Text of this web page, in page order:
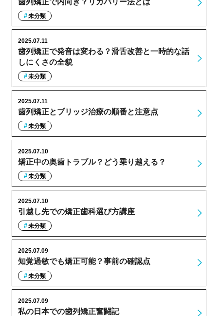
未分類
歯列矯正で発音は変わる？滑舌改善と一時的な話
しにくさの全貌
2025.07.11
未分類
歯列矯正とブリッジ治療の順番と注意点
2025.07.11
未分類
矯正中の奥歯トラブル？どう乗り越える？
2025.07.10
未分類
引越し先での矯正歯科選び方講座
2025.07.10
未分類
知覚過敏でも矯正可能？事前の確認点
2025.07.09
未分類
私の日本での歯列矯正奮闘記
2025.07.09